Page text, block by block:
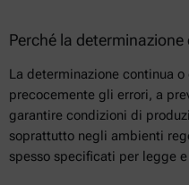
Perché la
La determinazione continua
precocemente gli errori, a
garantire condizioni di
soprattutto negli ambienti
spesso specificati per legge